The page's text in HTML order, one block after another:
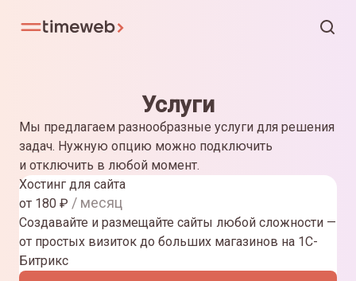
Услуги
Мы предлагаем разнообразные услуги для решения
задач. Нужную опцию можно подключить
и отключить в любой момент.
Хостинг для сайта
от 180 ₽ / месяц
Создавайте и размещайте сайты любой сложности —
от простых визиток до больших магазинов на 1С-
Битрикс